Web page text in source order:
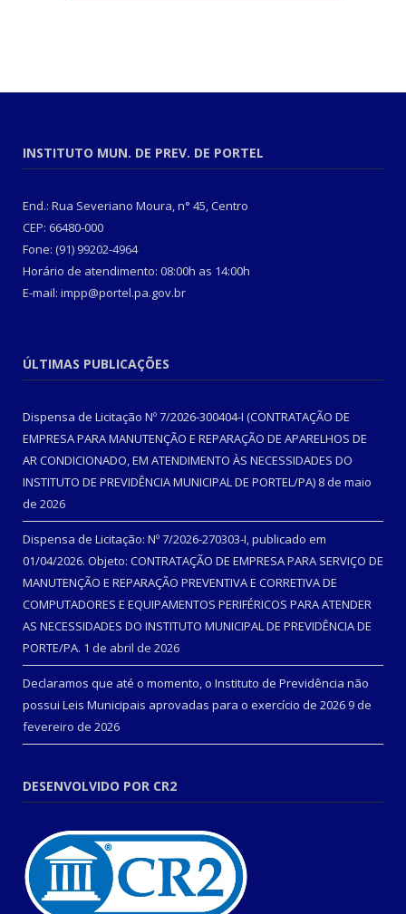
INSTITUTO MUN. DE PREV. DE PORTEL
End.: Rua Severiano Moura, n° 45, Centro
CEP: 66480-000
Fone: (91) 99202-4964
Horário de atendimento: 08:00h as 14:00h
E-mail: impp@portel.pa.gov.br
ÚLTIMAS PUBLICAÇÕES
Dispensa de Licitação Nº 7/2026-300404-I (CONTRATAÇÃO DE
EMPRESA PARA MANUTENÇÃO E REPARAÇÃO DE APARELHOS DE
AR CONDICIONADO, EM ATENDIMENTO ÀS NECESSIDADES DO
INSTITUTO DE PREVIDÊNCIA MUNICIPAL DE PORTEL/PA) 8 de maio
de 2026
Dispensa de Licitação: Nº 7/2026-270303-I, publicado em
01/04/2026. Objeto: CONTRATAÇÃO DE EMPRESA PARA SERVIÇO DE
MANUTENÇÃO E REPARAÇÃO PREVENTIVA E CORRETIVA DE
COMPUTADORES E EQUIPAMENTOS PERIFÉRICOS PARA ATENDER
AS NECESSIDADES DO INSTITUTO MUNICIPAL DE PREVIDÊNCIA DE
PORTE/PA. 1 de abril de 2026
Declaramos que até o momento, o Instituto de Previdência não
possui Leis Municipais aprovadas para o exercício de 2026 9 de
fevereiro de 2026
DESENVOLVIDO POR CR2